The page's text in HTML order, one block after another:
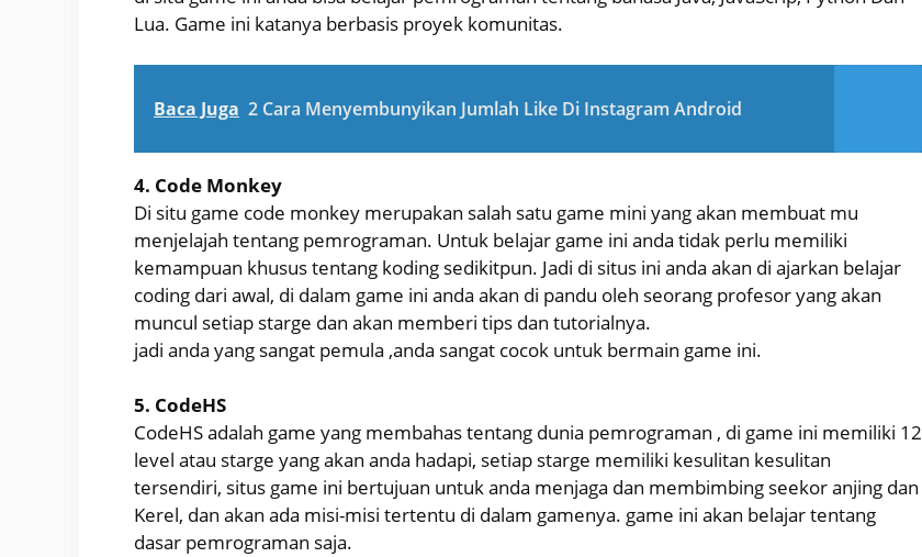
Lua. Game ini katanya berbasis proyek komunitas.
Baca Juga 2 Cara Menyembunyikan Jumlah Like Di Instagram Android
4. Code Monkey
Di situ game code monkey merupakan salah satu game mini yang akan membuat mu
menjelajah tentang pemrograman. Untuk belajar game ini anda tidak perlu memiliki
kemampuan khusus tentang koding sedikitpun. Jadi di situs ini anda akan di ajarkan belajar
coding dari awal, di dalam game ini anda akan di pandu oleh seorang profesor yang akan
muncul setiap starge dan akan memberi tips dan tutorialnya.
jadi anda yang sangat pemula ,anda sangat cocok untuk bermain game ini.
5. CodeHS
CodeHS adalah game yang membahas tentang dunia pemrograman , di game ini memiliki 12
level atau starge yang akan anda hadapi, setiap starge memiliki kesulitan kesulitan
tersendiri, situs game ini bertujuan untuk anda menjaga dan membimbing seekor anjing dan
Kerel, dan akan ada misi-misi tertentu di dalam gamenya. game ini akan belajar tentang
dasar pemrograman saja.